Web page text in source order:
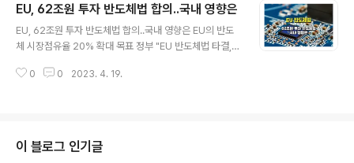
입법부인 유럽의회가 철강, 알루미늄, 비료 등 수입품에 이
른바 ‘탄소 국경세’를 부과하는 탄소국경조정제도(CBAM)
법안을 18일 처리했다. EU는 법안이 시행되는 올해 10월
습니다. 유럽의회는 이날 CBAM 법안이 가결됐다고 발표
EU, 62조원 투자 반도체법 합의..국내 영향은
EU, 62조원 투자 반도체법 합의..국내 영향은 EU의 반도
체 시장점유율 20% 확대 목표 정부 "EU 반도체법 타결,
목표 유럽연합(EU)가 430억유로(약 62조원) 규모의 보
위원은 프랑스 스트라스부르 유럽의회에서 열린 기자회견
에서 반도체법 3자 협의가 최종 타결됐다고 밝혔습니다. 3
0 0 2023. 4. 19.
이 블로그 인기글